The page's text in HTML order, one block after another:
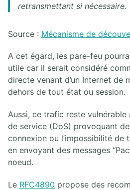
retransmettant si nécessaire.
Source : Mécanisme de
A cet égard, les pare-feu
utile car il serait considéré
directe venant d’un Internet de
dehors de tout état ou session.
Aussi, ce trafic reste vulnérable
de service (DoS) provoquant
connexion ou l’impossibilité de
en envoyant des messages
noeud.
Le RFC4890 propose des